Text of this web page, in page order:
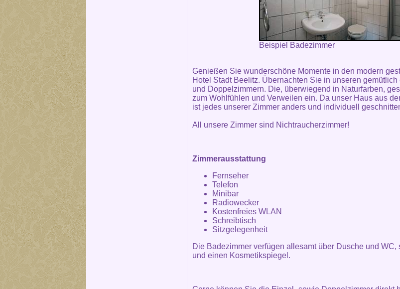
Beispiel Badezimmer
Genießen Sie wunderschöne Momente in den modern
Hotel Stadt Beelitz. Übernachten Sie in unseren
und Doppelzimmern. Die, überwiegend in Naturfarben,
zum Wohlfühlen und Verweilen ein. Da unser Haus aus
ist jedes unserer Zimmer anders und individuell
All unsere Zimmer sind Nichtraucherzimmer!
Zimmerausstattung
Fernseher
Telefon
Minibar
Radiowecker
Kostenfreies WLAN
Schreibtisch
Sitzgelegenheit
Die Badezimmer verfügen allesamt über Dusche und WC,
und einen Kosmetikspiegel.